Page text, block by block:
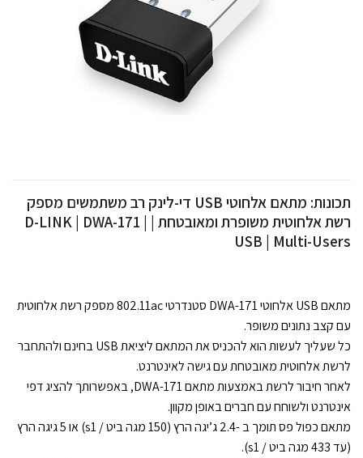
תכונות: מתאם אלחוטי USB די-לינק רב משתמשים מספק
רשת אלחוטית משופרת ומאובטחת | D-LINK | DWA-171 |
USB | Multi-Users
מתאם USB אלחוטי DWA-171 סטנדרטי 802.11ac מספק רשת אלחוטית
עם קצב נתונים משופר.
כל שעליך לעשות הוא להכניס את המתאם ליציאת USB בחינם ולהתחבר
לרשת אלחוטית מאובטחת עם גישה לאינטרנט.
לאחר חיבור לרשת באמצעות מתאם DWA-171, באפשרותך להציג דפי
אינטרנט ולשוחח עם חברים באופן מקוון.
מתאם כפול פס תומך ב -2.4 ג’יגה הרץ (150 מגה ביט / s1) או 5 גיגה הרץ
(עד 433 מגה ביט / s1).